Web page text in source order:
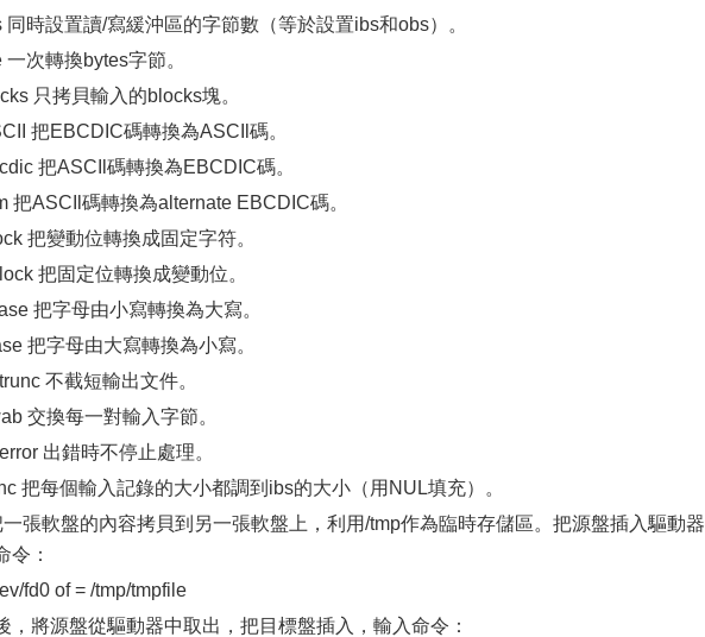
同時設置讀/寫緩沖區的字節數（等於設置ibs和obs）。
次轉換bytes字節。
只拷貝輸入的blocks塊。
把EBCDIC碼轉換為ASCIl碼。
把ASCIl碼轉換為EBCDIC碼。
把ASCIl碼轉換為alternate EBCDIC碼。
把變動位轉換成固定字符。
把固定位轉換成變動位。
把字母由小寫轉換為大寫。
把字母由大寫轉換為小寫。
不截短輸出文件。
交換每一對輸入字節。
出錯時不停止處理。
把每個輸入記錄的大小都調到ibs的大小（用NUL填充）。
張軟盤的內容拷貝到另一張軟盤上，利用/tmp作為臨時存儲區。把源盤插入驅動器
令：
fd0 of = /tmp/tmpfile
，將源盤從驅動器中取出，把目標盤插入，輸入命令：